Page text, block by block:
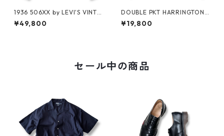
1936 506XX by LEVI'S VINTA
GE GLOTHING NO-WASH
¥49,800
DOUBLE PKT HARRINGTON J
KT by LANDS'END
¥19,800
セール中の商品